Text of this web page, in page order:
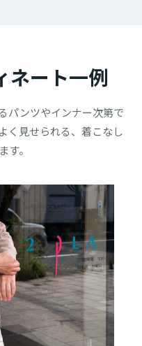
ネート一例
パンツやインナー次第で
く見せられる、着こなし
す。